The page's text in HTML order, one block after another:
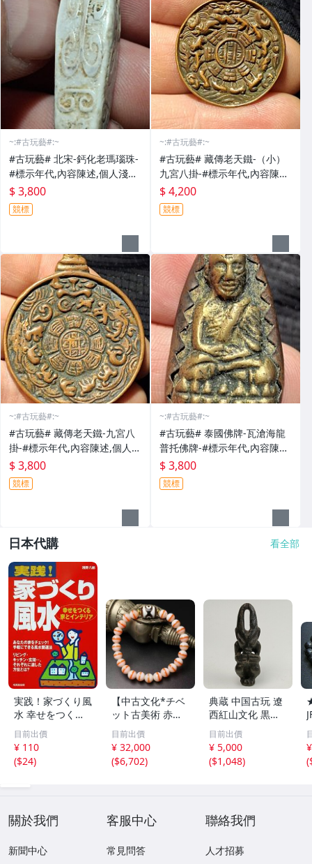
~:#古玩藝#:~
#古玩藝# 北宋-鈣化老瑪瑙珠-
#標示年代,內容陳述,個人淺見
僅供參考-
$ 3,800
競標
~:#古玩藝#:~
#古玩藝# 藏傳老天鐵-（小）
九宮八掛-#標示年代,內容陳述,
個人淺見僅供參考-
$ 4,200
競標
~:#古玩藝#:~
#古玩藝# 藏傳老天鐵-九宮八
掛-#標示年代,內容陳述,個人淺
見僅供參考-
$ 3,800
競標
~:#古玩藝#:~
#古玩藝# 泰國佛牌-瓦滄海龍
普托佛牌-#標示年代,內容陳述,
個人淺見僅供參考-
$ 3,800
競標
日本代購 看全部
実践！家づくり風
水 幸せをつくる
家とインテリア/
浅野八郎(著者)
目前出價
¥ 110
($24)
【中古文化*チベ
ット古美術 赤縞
天眼瑪瑙丸珠 天
地天珠組み合わせ
ブレスレット 縞
瑪瑙 古玩 アンテ
目前出價
¥ 32,000
($6,702)
典蔵 中国古玩 遼
西紅山文化 黒曜
石 黒皮玉 太陽神
祈祷像 唐物 骨董
品 古美術 古玉 彫
刻 時代物 魔除け
目前出價
¥ 5,000
($1,048)
(
關於我們
新聞中心
客服中心
常見問答
聯絡我們
人才招募